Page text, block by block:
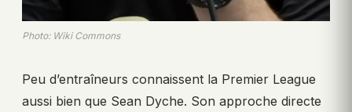
Photo: Wiki Commons
Peu d’entraîneurs connaissent la Premier League
aussi bien que Sean Dyche. Son approche directe